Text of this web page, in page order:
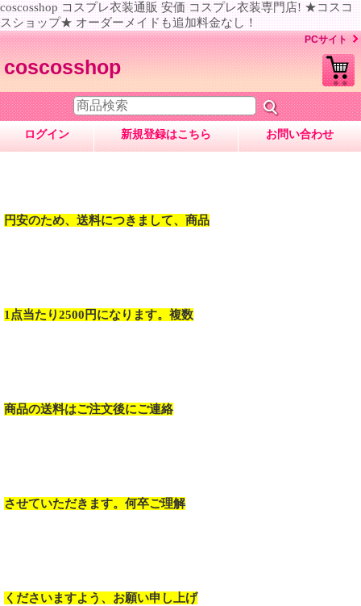
coscosshop コスプレ衣装通販 安価 コスプレ衣装専門店! ★コスコ
スショップ★ オーダーメイドも追加料金なし！
PCサイト
coscosshop
ログイン 新規登録はこちら お問い合わせ
円安のため、送料につきまして、商品
1点当たり2500円になります。複数
商品の送料はご注文後にご連絡
させていただきます。何卒ご理解
くださいますよう、お願い申し上げ